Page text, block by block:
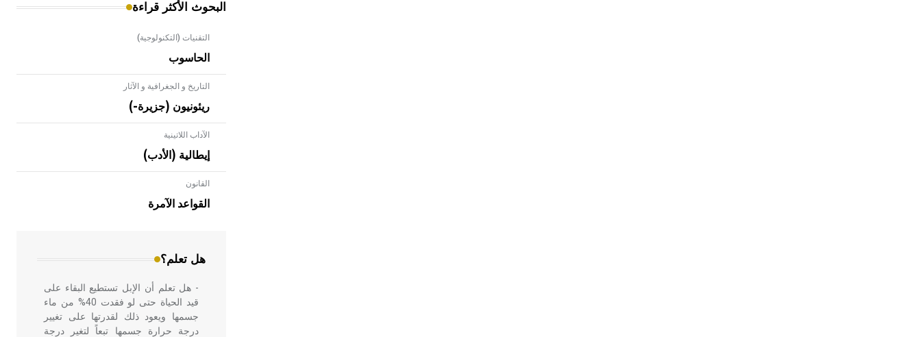
البحوث الأكثر قراءة
التقنيات (التكنولوجية)
الحاسوب
التاريخ و الجغرافية و الآثار
ريئونيون (جزيرة-)
الآداب اللاتينية
إيطالية (الأدب)
القانون
القواعد الآمرة
هل تعلم؟
- هل تعلم أن الأبلق نوع من الفنون
الهندسية التي ارتبطت بالعمارة الإسلامية
في بلاد الشام ومصر خاصة، حيث يحرص
- هل تعلم أن الإبل تستطيع البقاء على
قيد الحياة حتى لو فقدت 40% من ماء
جسمها ويعود ذلك لقدرتها على تغيير
درجة حرارة جسمها تبعاً لتغير درجة